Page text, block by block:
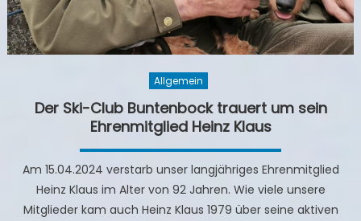
Allgemein
Der Ski-Club Buntenbock trauert um sein
Ehrenmitglied Heinz Klaus
Am 15.04.2024 verstarb unser langjähriges Ehrenmitglied
Heinz Klaus im Alter von 92 Jahren. Wie viele unsere
Mitglieder kam auch Heinz Klaus 1979 über seine aktiven